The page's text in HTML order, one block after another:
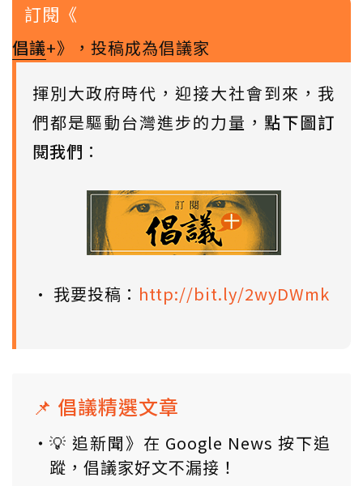
訂閱《
倡議+》，投稿成為倡議家
揮別大政府時代，迎接大社會到來，我
們都是驅動台灣進步的力量， 點下圖訂
閱我們 ：
• 我要投稿： http://bit.ly/2wyDWmk
📌 倡議精選文章
💡 追新聞》在 Google News 按下追
蹤，倡議家好文不漏接！